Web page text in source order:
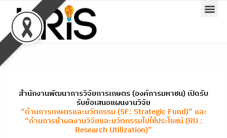
content
สำนักงานพัฒนาการวิจัยการเกษตร (องค์การมหาชน) เปิดรับ
รับข้อเสนอแผนงานวิจัย
“ด้านการเกษตรและนวัตกรรม (SF: Strategic Fund)” และ
“ด้านการนำผลงานวิจัยและนวัตกรรมไปใช้ประโยชน์ (RU :
Research Utilization)”